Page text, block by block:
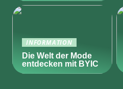
INFORMATION
Die Welt der Mode
entdecken mit BYIC